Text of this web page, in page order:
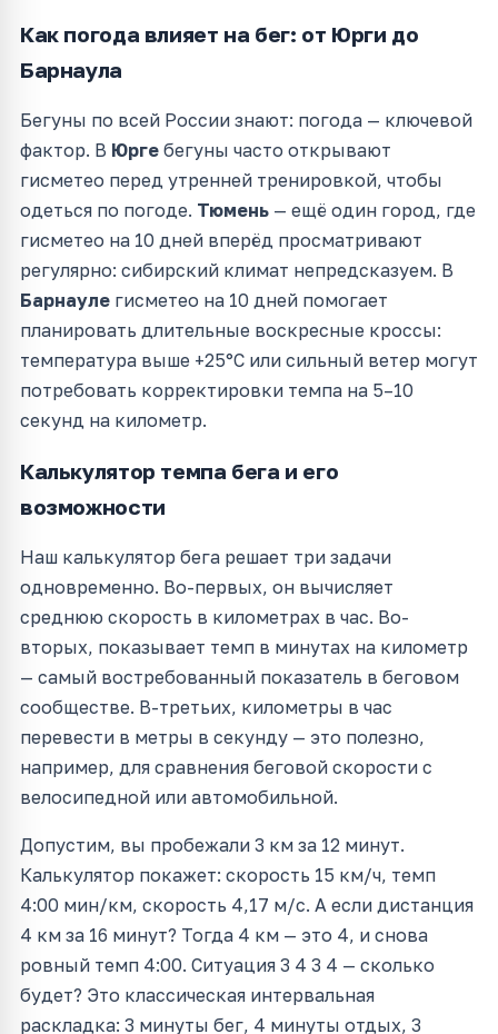
Как погода влияет на бег: от Юрги до
Барнаула
Бегуны по всей России знают: погода — ключевой
фактор. В Юрге бегуны часто открывают
гисметео перед утренней тренировкой, чтобы
одеться по погоде. Тюмень — ещё один город, где
гисметео на 10 дней вперёд просматривают
регулярно: сибирский климат непредсказуем. В
Барнауле гисметео на 10 дней помогает
планировать длительные воскресные кроссы:
температура выше +25°C или сильный ветер могут
потребовать корректировки темпа на 5–10
секунд на километр.
Калькулятор темпа бега и его
возможности
Наш калькулятор бега решает три задачи
одновременно. Во-первых, он вычисляет
среднюю скорость в километрах в час. Во-
вторых, показывает темп в минутах на километр
— самый востребованный показатель в беговом
сообществе. В-третьих, километры в час
перевести в метры в секунду — это полезно,
например, для сравнения беговой скорости с
велосипедной или автомобильной.
Допустим, вы пробежали 3 км за 12 минут.
Калькулятор покажет: скорость 15 км/ч, темп
4:00 мин/км, скорость 4,17 м/с. А если дистанция
4 км за 16 минут? Тогда 4 км — это 4, и снова
ровный темп 4:00. Ситуация 3 4 3 4 — сколько
будет? Это классическая интервальная
раскладка: 3 минуты бег, 4 минуты отдых, 3